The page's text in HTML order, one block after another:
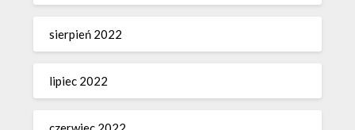
sierpień 2022
lipiec 2022